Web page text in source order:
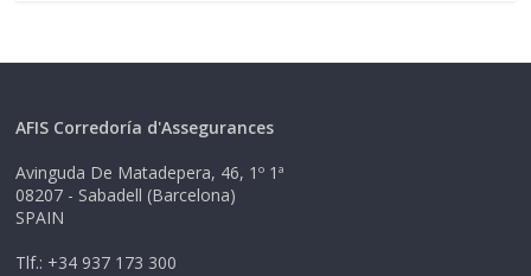
AFIS Corredoría d'Assegurances
Avinguda De Matadepera, 46, 1º 1ª
08207 - Sabadell (Barcelona)
SPAIN
Tlf.: +34 937 173 300